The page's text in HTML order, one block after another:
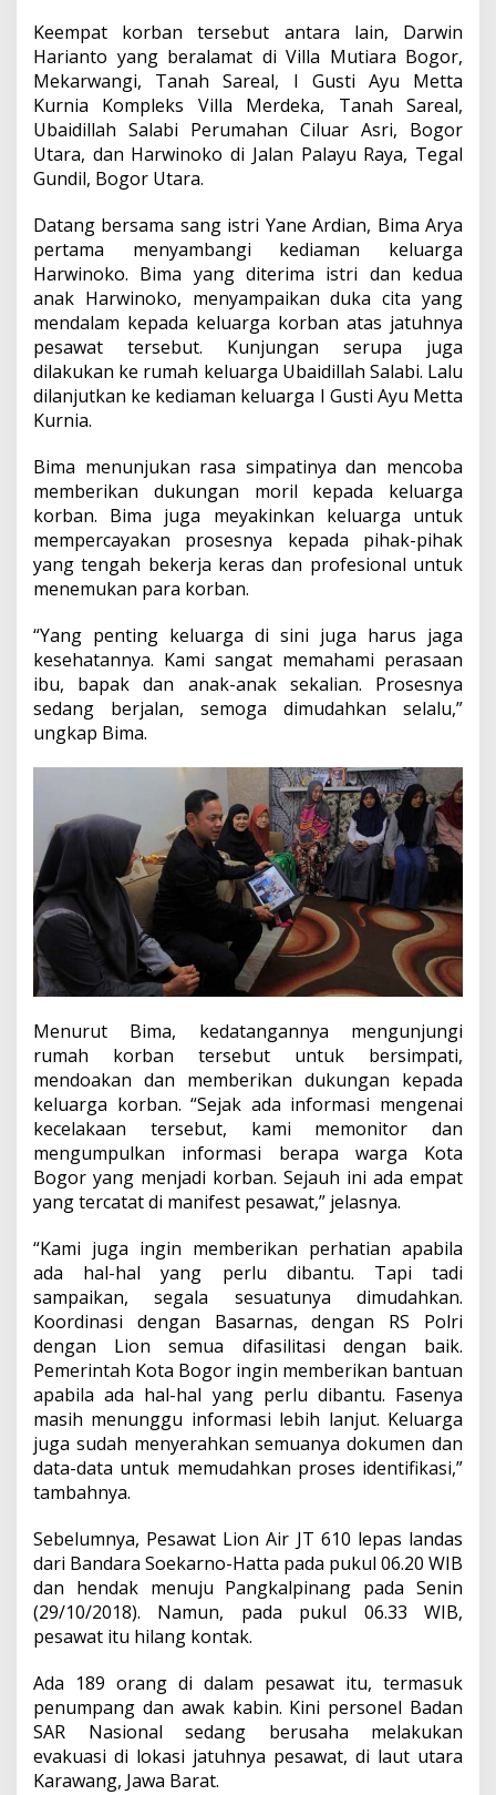
Keempat korban tersebut antara lain, Darwin
Harianto yang beralamat di Villa Mutiara Bogor,
Mekarwangi, Tanah Sareal, I Gusti Ayu Metta
Kurnia Kompleks Villa Merdeka, Tanah Sareal,
Ubaidillah Salabi Perumahan Ciluar Asri, Bogor
Utara, dan Harwinoko di Jalan Palayu Raya, Tegal
Gundil, Bogor Utara.
Datang bersama sang istri Yane Ardian, Bima Arya
pertama menyambangi kediaman keluarga
Harwinoko. Bima yang diterima istri dan kedua
anak Harwinoko, menyampaikan duka cita yang
mendalam kepada keluarga korban atas jatuhnya
pesawat tersebut. Kunjungan serupa juga
dilakukan ke rumah keluarga Ubaidillah Salabi. Lalu
dilanjutkan ke kediaman keluarga I Gusti Ayu Metta
Kurnia.
Bima menunjukan rasa simpatinya dan mencoba
memberikan dukungan moril kepada keluarga
korban. Bima juga meyakinkan keluarga untuk
mempercayakan prosesnya kepada pihak-pihak
yang tengah bekerja keras dan profesional untuk
menemukan para korban.
“Yang penting keluarga di sini juga harus jaga
kesehatannya. Kami sangat memahami perasaan
ibu, bapak dan anak-anak sekalian. Prosesnya
sedang berjalan, semoga dimudahkan selalu,”
ungkap Bima.
Menurut Bima, kedatangannya mengunjungi
rumah korban tersebut untuk bersimpati,
mendoakan dan memberikan dukungan kepada
keluarga korban. “Sejak ada informasi mengenai
kecelakaan tersebut, kami memonitor dan
mengumpulkan informasi berapa warga Kota
Bogor yang menjadi korban. Sejauh ini ada empat
yang tercatat di manifest pesawat,” jelasnya.
“Kami juga ingin memberikan perhatian apabila
ada hal-hal yang perlu dibantu. Tapi tadi
sampaikan, segala sesuatunya dimudahkan.
Koordinasi dengan Basarnas, dengan RS Polri
dengan Lion semua difasilitasi dengan baik.
Pemerintah Kota Bogor ingin memberikan bantuan
apabila ada hal-hal yang perlu dibantu. Fasenya
masih menunggu informasi lebih lanjut. Keluarga
juga sudah menyerahkan semuanya dokumen dan
data-data untuk memudahkan proses identifikasi,”
tambahnya.
Sebelumnya, Pesawat Lion Air JT 610 lepas landas
dari Bandara Soekarno-Hatta pada pukul 06.20 WIB
dan hendak menuju Pangkalpinang pada Senin
(29/10/2018). Namun, pada pukul 06.33 WIB,
pesawat itu hilang kontak.
Ada 189 orang di dalam pesawat itu, termasuk
penumpang dan awak kabin. Kini personel Badan
SAR Nasional sedang berusaha melakukan
evakuasi di lokasi jatuhnya pesawat, di laut utara
Karawang, Jawa Barat.